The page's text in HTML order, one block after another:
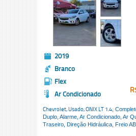
2019
Branco
Flex
Ar Condicionado
Chevrolet, Usado,ONIX LT 1.4 ,
Duplo, Alarme, Ar Condicionado, Ar
Traseiro, Direção Hidráulica, Freio